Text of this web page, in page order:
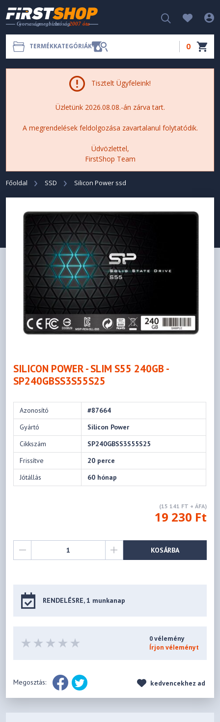
TERMÉKKATEGÓRIÁK 0
Tisztelt Ügyfeleink!
Üzletünk 2026.08.08.-án zárva tart.
A megrendelések feldolgozása zavartalanul folytatódik.
Üdvözlettel,
FirstShop Team
Főoldal SSD Silicon Power ssd
SILICON POWER - SLIM S55 240GB -
SP240GBSS3S55S25
Azonosító
#87664
Gyártó
Silicon Power
Cikkszám
SP240GBSS3S55S25
Frissítve
20 perce
Jótállás
60 hónap
(15 141 FT + ÁFA)
19 230 Ft
KOSÁRBA
RENDELÉSRE, 1 munkanap
0 vélemény
Írjon véleményt
Megosztás: kedvencekhez ad